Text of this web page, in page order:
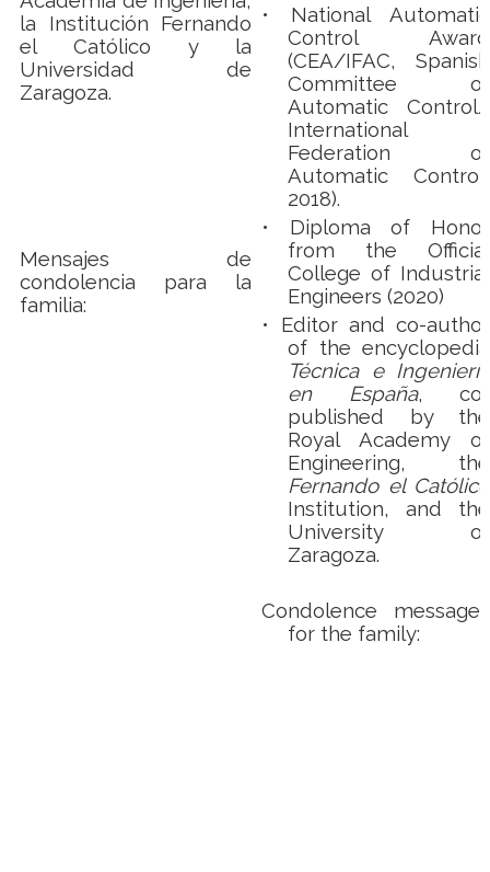
la Institución Fernando
el Católico y la
Universidad de
Zaragoza.
Mensajes de
condolencia para la
familia:
• National Automatic
Control Award
(CEA/IFAC, Spanish
Committee of
Automatic Control/
International
Federation of
Automatic Control,
2018).
• Diploma of Honor
from the Official
College of Industrial
Engineers (2020)
• Editor and co-author
of the encyclopedia
Técnica e Ingeniería
en España, co-
published by the
Royal Academy of
Engineering, the
Fernando el Católico
Institution, and the
University of
Zaragoza.
Condolence messages
for the family: